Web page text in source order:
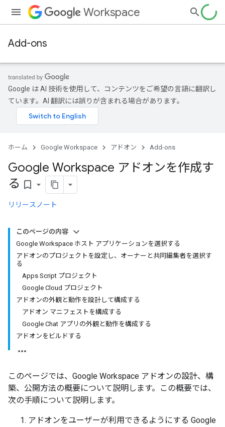
Workspace
Add-ons
Google は AI 技術を使用して、コンテンツをご希望の言語に翻訳し
ています。AI 翻訳には誤りが含まれる場合があります。
ホーム Google Workspace アドオン Add-ons
Google Workspace アドオンを作成す
る bookmark_border
リリースノート
このページの内容
Google Workspace ホスト アプリケーションを選択する
アドオンのプロジェクトを設定し、オーナーと共同編集者を選択す
る
Apps Script プロジェクト
Google Cloud プロジェクト
アドオンの外観と動作を設計して構成する
アドオン マニフェストを構成する
Google Chat アプリの外観と動作を構成する
アドオンをビルドする
このページでは、Google Workspace アドオンの設計、構
築、公開方法の概要について説明します。この概要では、
次の手順について説明します。
アドオンをユーザーが利用できるようにする Google